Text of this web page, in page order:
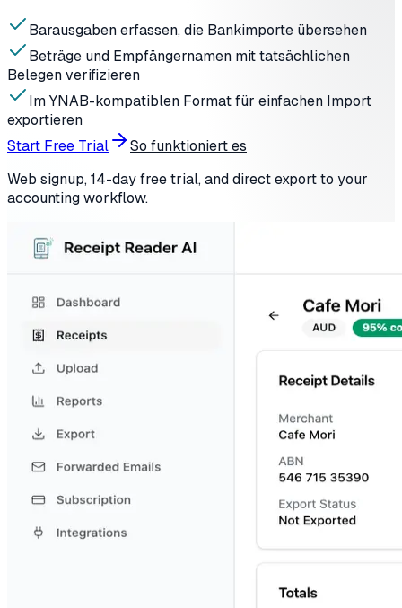
Barausgaben erfassen, die Bankimporte übersehen
Beträge und Empfängernamen mit tatsächlichen
Belegen verifizieren
Im YNAB-kompatiblen Format für einfachen Import
exportieren
Start Free Trial
So funktioniert es
Web signup, 14-day free trial, and direct export to your
accounting workflow.